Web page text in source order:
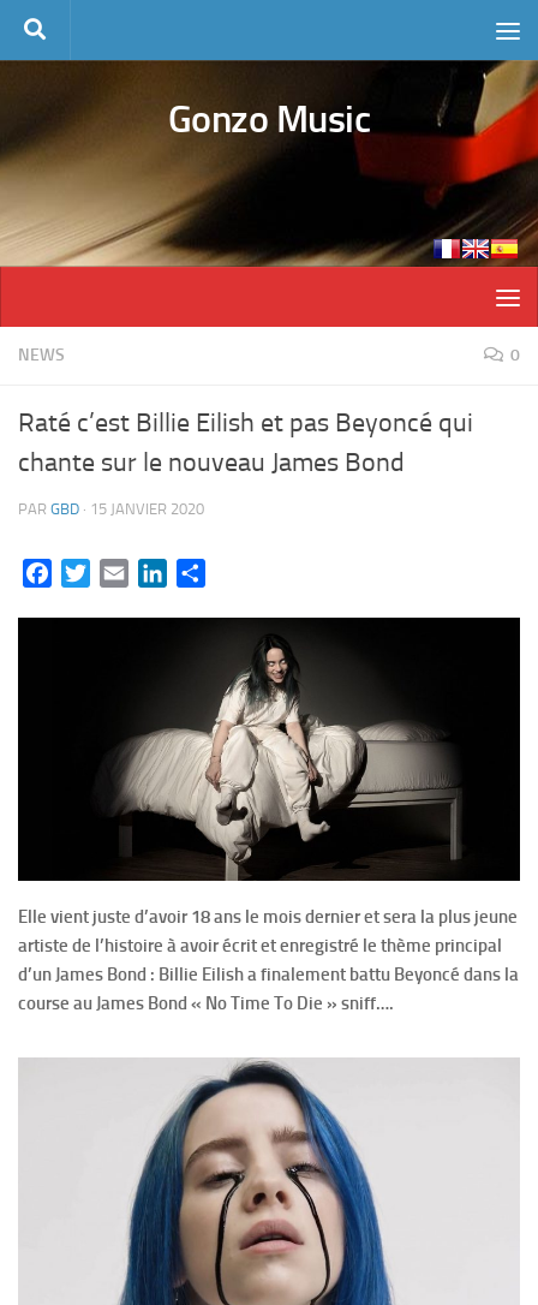
Skip to content
Gonzo Music
NEWS 0
Raté c’est Billie Eilish et pas Beyoncé qui
chante sur le nouveau James Bond
PAR GBD · 15 JANVIER 2020
FacebookTwitterEmail LinkedIn
Elle vient juste d’avoir 18 ans le mois dernier et sera la plus jeune
artiste de l’histoire à avoir écrit et enregistré le thème principal
d’un James Bond : Billie Eilish a finalement battu Beyoncé dans la
course au James Bond « No Time To Die » sniff….